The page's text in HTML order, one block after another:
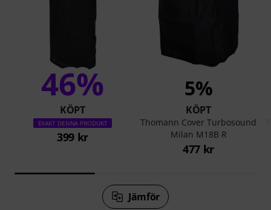
46%
KÖPT
EXAKT DENNA PRODUKT
399 kr
5%
KÖPT
Thomann Cover Turbosound
Milan M18B R
477 kr
Jämför